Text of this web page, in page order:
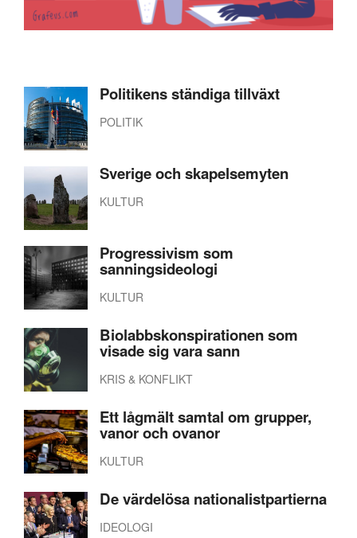
Politikens ständiga tillväxt
POLITIK
Sverige och skapelsemyten
KULTUR
Progressivism som
sanningsideologi
KULTUR
Biolabbskonspirationen som
visade sig vara sann
KRIS & KONFLIKT
Ett lågmält samtal om grupper,
vanor och ovanor
KULTUR
De värdelösa nationalistpartierna
IDEOLOGI